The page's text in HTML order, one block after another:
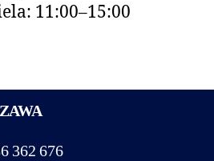
11:00–15:00
362 676